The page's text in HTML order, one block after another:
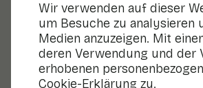
Wir verwenden auf dieser
um Besuche zu analysieren
Medien anzuzeigen. Mit
deren Verwendung und der
erhobenen
Cookie-Erklärung zu.
Obst und